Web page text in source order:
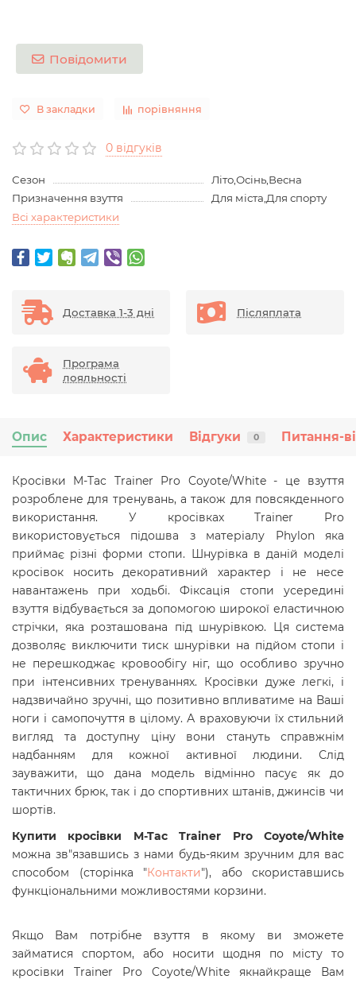
Повідомити
В закладки порівняння
0 відгуків
Сезон
Літо,Осінь,Весна
Призначення взуття
Для міста,Для спорту
Всі характеристики
Доставка 1-3 дні Післяплата
Програма
лояльності
Опис Характеристики Відгуки 0 Питання-
Кросівки M-Tac Trainer Pro Coyote/White - це взуття
розроблене для тренувань, а також для повсякденного
використання. У кросівках Trainer Pro
використовується підошва з матеріалу Phylon яка
приймає різні форми стопи. Шнурівка в даній моделі
кросівок носить декоративний характер і не несе
навантажень при ходьбі. Фіксація стопи усередині
взуття відбувається за допомогою широкої еластичною
стрічки, яка розташована під шнурівкою. Ця система
дозволяє виключити тиск шнурівки на підйом стопи і
не перешкоджає кровообігу ніг, що особливо зручно
при інтенсивних тренуваннях. Кросівки дуже легкі, і
надзвичайно зручні, що позитивно впливатиме на Ваші
ноги і самопочуття в цілому. А враховуючи їх стильний
вигляд та доступну ціну вони стануть справжнім
надбанням для кожної активної людини. Слід
зауважити, що дана модель відмінно пасує як до
тактичних брюк, так і до спортивних штанів, джинсів чи
шортів.
Купити кросівки M-Tac Trainer Pro Coyote/White
можна зв"язавшись з нами будь-яким зручним для вас
способом (сторінка "Контакти"), або скориставшись
функціональними можливостями корзини.
Якщо Вам потрібне взуття в якому ви зможете
займатися спортом, або носити щодня по місту то
кросівки Trainer Pro Coyote/White якнайкраще Вам